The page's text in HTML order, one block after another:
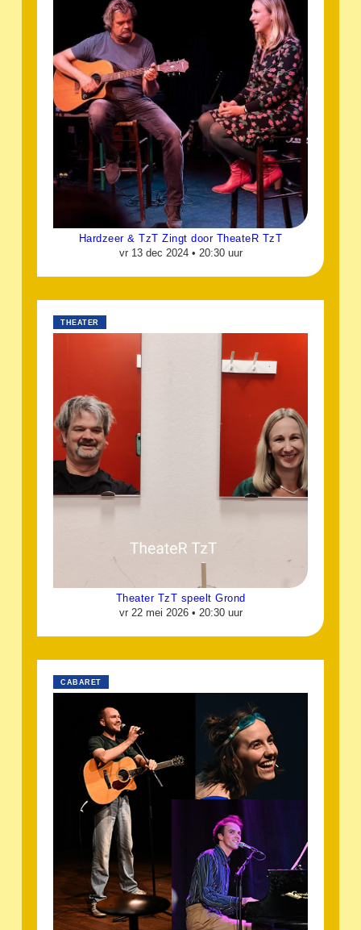
Hardzeer & TzT Zingt door TheateR TzT
vr 13 dec 2024 • 20:30 uur
THEATER
Theater TzT speelt Grond
vr 22 mei 2026 • 20:30 uur
CABARET